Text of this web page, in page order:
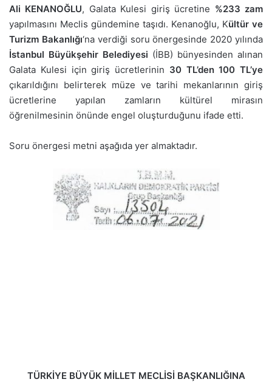
Ali KENANOĞLU, Galata Kulesi giriş ücretine %233 zam
yapılmasını Meclis gündemine taşıdı. Kenanoğlu, Kültür ve
Turizm Bakanlığı‘na verdiği soru önergesinde 2020 yılında
İstanbul Büyükşehir Belediyesi (İBB) bünyesinden alınan
Galata Kulesi için giriş ücretlerinin 30 TL’den 100 TL’ye
çıkarıldığını belirterek müze ve tarihi mekanlarının giriş
ücretlerine yapılan zamların kültürel mirasın
öğrenilmesinin önünde engel oluşturduğunu ifade etti.
Soru önergesi metni aşağıda yer almaktadır.
TÜRKİYE BÜYÜK MİLLET MECLİSİ BAŞKANLIĞINA